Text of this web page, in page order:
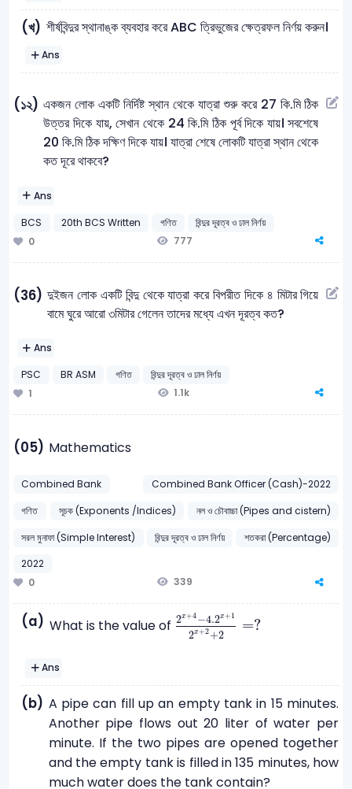
(খ) শীর্ষবিন্দুর স্থানাঙ্ক ব্যবহার করে ABC ত্রিভুজের ক্ষেত্রফল নির্ণয় করুন।
Ans
(১২) একজন লোক একটি নির্দিষ্ট স্থান থেকে যাত্রা শুরু করে 27 কি.মি ঠিক
উত্তর দিকে যায়, সেখান থেকে 24 কি.মি ঠিক পূর্ব দিকে যায়। সবশেষে
20 কি.মি ঠিক দক্ষিণ দিকে যায়। যাত্রা শেষে লোকটি যাত্রা স্থান থেকে
কত দূরে থাকবে?
Ans
BCS
20th BCS Written গণিত
বিন্দুর দূরত্ব ও ঢাল নির্ণয়
0
777
(36) দুইজন লোক একটি বিন্দু থেকে যাত্রা করে বিপরীত দিকে ৪ মিটার গিয়ে
বামে ঘুরে আরো ৩মিটার গেলেন তাদের মধ্যে এখন দূরত্ব কত?
Ans
PSC
BR ASM গণিত
বিন্দুর দূরত্ব ও ঢাল নির্ণয়
1
1.1k
(05) Mathematics
Combined Bank
Combined Bank Officer (Cash)-2022
গণিত
সূচক (Exponents /Indices)
নল ও চৌবাচ্চা (Pipes and cistern)
সরল মুনাফা (Simple Interest)
বিন্দুর দূরত্ব ও ঢাল নির্ণয়
শতকরা (Percentage)
2022
0
339
(a) What is the value of 2x+4−4.2x+1
2x+2+2
=?
2x+ 4-4.2
Ans
(b) A pipe can fill up an empty tank in 15 minutes.
Another pipe flows out 20 liter of water per
minute. If the two pipes are opened together
and the empty tank is filled in 135 minutes, how
much water does the tank contain?